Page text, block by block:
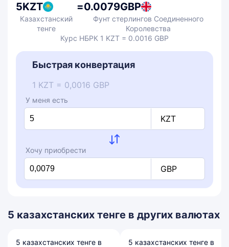
5KZT
Казахстанский
тенге
=0.0079GBP
Фунт стерлингов Соединенного
Королевства
Курс НБРК 1 KZT = 0.0016 GBP
Быстрая конвертация
1 KZT = 0,0016 GBP
У меня есть
KZT
Хочу приобрести
GBP
5 казахстанских тенге в других валютах
5 казахстанских тенге в
5 казахстанских тенге в